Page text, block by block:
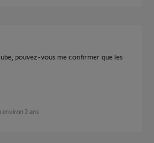
pouvez-vous me confirmer que les
environ 2 ans